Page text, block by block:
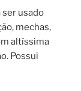
usado
mechas,
altíssima
Possui